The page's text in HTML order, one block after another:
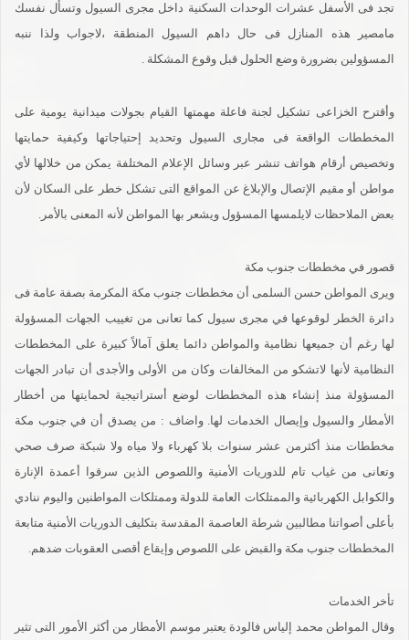
تجد فى الأسفل عشرات الوحدات السكنية داخل مجرى السيول وتسأل نفسك
مامصير هذه المنازل فى حال داهم السيول المنطقة ،لاجواب ولذا ننبه
المسؤولين بضرورة وضع الحلول قبل وقوع المشكلة .
وأقترح الخزاعى تشكيل لجنة فاعلة مهمتها القيام بجولات ميدانية يومية على
المخططات الواقعة فى مجارى السيول وتحديد إحتياجاتها وكيفية حمايتها
وتخصيص أرقام هواتف تنشر عبر وسائل الإعلام المختلفة يمكن من خلالها لأي
مواطن أو مقيم الإتصال والإبلاغ عن المواقع التى تشكل خطر على السكان لأن
بعض الملاحظات لايلمسها المسؤول ويشعر بها المواطن لأنه المعنى بالأمر.
قصور في مخططات جنوب مكة
ويرى المواطن حسن السلمى أن مخططات جنوب مكة المكرمة بصفة عامة فى
دائرة الخطر لوقوعها في مجرى سيول كما تعانى من تغييب الجهات المسؤولة
لها رغم أن جميعها نظامية والمواطن دائما يعلق آمالاً كبيرة على المخططات
النظامية لأنها لاتشكو من المخالفات وكان من الأولى والأجدى أن تبادر الجهات
المسؤولة منذ إنشاء هذه المخططات لوضع أستراتيجية لحمايتها من أخطار
الأمطار والسيول وإيصال الخدمات لها. واضاف : من يصدق أن في جنوب مكة
مخططات منذ أكثرمن عشر سنوات بلا كهرباء ولا مياه ولا شبكة صرف صحي
وتعانى من غياب تام للدوريات الأمنية واللصوص الذين سرقوا أعمدة الإنارة
والكوابل الكهربائية والممتلكات العامة للدولة وممتلكات المواطنين واليوم ننادي
بأعلى أصواتنا مطالبين شرطة العاصمة المقدسة بتكليف الدوريات الأمنية متابعة
المخططات جنوب مكة والقبض على اللصوص وإيقاع أقصى العقوبات ضدهم.
تأخر الخدمات
وقال المواطن محمد إلياس فالودة يعتبر موسم الأمطار من أكثر الأمور التى تثير